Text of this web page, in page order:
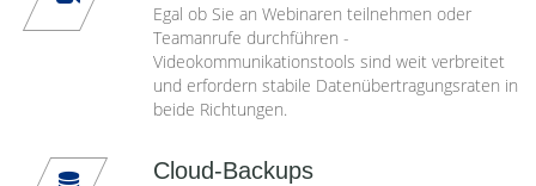
Egal ob Sie an Webinaren teilnehmen oder
Teamanrufe durchführen -
Videokommunikationstools sind weit verbreitet
und erfordern stabile Datenübertragungsraten in
beide Richtungen.
Cloud-Backups